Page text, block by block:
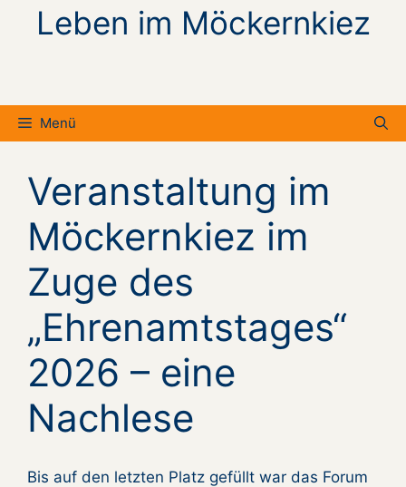
Leben im Möckernkiez
Menü
Veranstaltung im
Möckernkiez im
Zuge des
„Ehrenamtstages“
2026 – eine
Nachlese
Bis auf den letzten Platz gefüllt war das Forum